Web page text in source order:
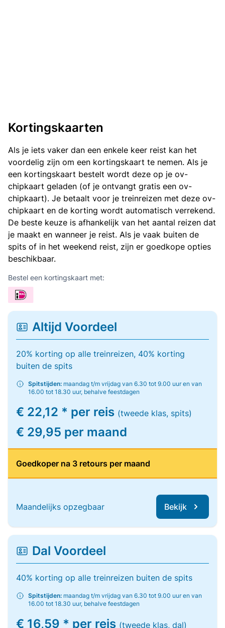
Kortingskaarten
Als je iets vaker dan een enkele keer reist kan het
voordelig zijn om een kortingskaart te nemen. Als je
een kortingskaart bestelt wordt deze op je ov-
chipkaart geladen (of je ontvangt gratis een ov-
chipkaart). Je betaalt voor je treinreizen met deze ov-
chipkaart en de korting wordt automatisch verrekend.
De beste keuze is afhankelijk van het aantal reizen dat
je maakt en wanneer je reist. Als je vaak buiten de
spits of in het weekend reist, zijn er goedkope opties
beschikbaar.
Bestel een kortingskaart met:
Altijd Voordeel
20% korting op alle treinreizen, 40% korting
buiten de spits
Spitstijden: maandag t/m vrijdag van 6.30 tot 9.00 uur en van
16.00 tot 18.30 uur, behalve feestdagen
€ 22,12 * per reis (tweede klas, spits)
€ 29,95 per maand
Goedkoper na 3 retours per maand
Maandelijks opzegbaar Bekijk
Dal Voordeel
40% korting op alle treinreizen buiten de spits
Spitstijden: maandag t/m vrijdag van 6.30 tot 9.00 uur en van
16.00 tot 18.30 uur, behalve feestdagen
€ 16,59 * per reis (tweede klas, dal)